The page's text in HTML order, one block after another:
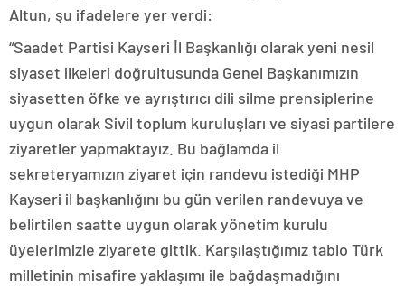
Altun, şu ifadelere yer verdi:
“Saadet Partisi Kayseri İl Başkanlığı olarak yeni nesil
siyaset ilkeleri doğrultusunda Genel Başkanımızın
siyasetten öfke ve ayrıştırıcı dili silme prensiplerine
uygun olarak Sivil toplum kuruluşları ve siyasi partilere
ziyaretler yapmaktayız. Bu bağlamda il
sekreteryamızın ziyaret için randevu istediği MHP
Kayseri il başkanlığını bu gün verilen randevuya ve
belirtilen saatte uygun olarak yönetim kurulu
üyelerimizle ziyarete gittik. Karşılaştığımız tablo Türk
milletinin misafire yaklaşımı ile bağdaşmadığını